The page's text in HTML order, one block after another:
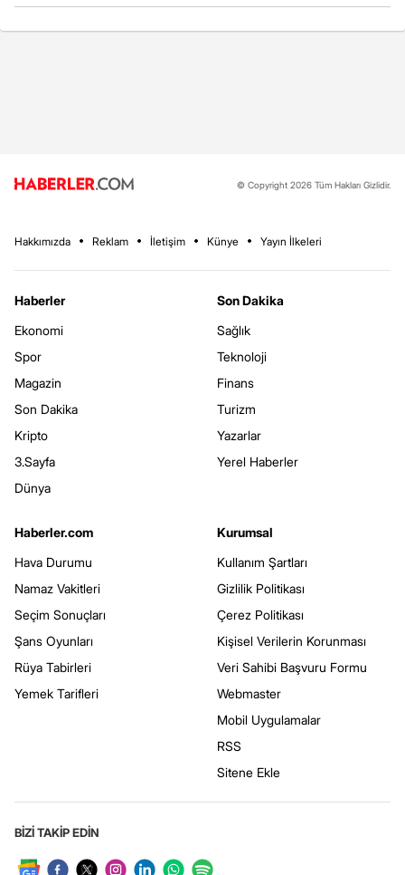
© Copyright 2026 Tüm Hakları Gizlidir.
Hakkımızda Reklam İletişim Künye Yayın İlkeleri
Haberler
Ekonomi
Spor
Magazin
Son Dakika
Kripto
3.Sayfa
Dünya
Son Dakika
Sağlık
Teknoloji
Finans
Turizm
Yazarlar
Yerel Haberler
Haberler.com
Hava Durumu
Namaz Vakitleri
Seçim Sonuçları
Şans Oyunları
Rüya Tabirleri
Yemek Tarifleri
Kurumsal
Kullanım Şartları
Gizlilik Politikası
Çerez Politikası
Kişisel Verilerin Korunması
Veri Sahibi Başvuru Formu
Webmaster
Mobil Uygulamalar
RSS
Sitene Ekle
BİZİ TAKİP EDİN